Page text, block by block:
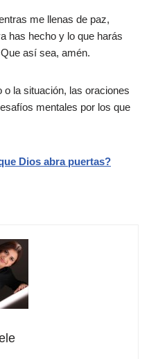
me llenas de paz,
has hecho y lo que harás
así sea, amén.
o la situación, las oraciones
mentales por los que
Dios abra puertas?